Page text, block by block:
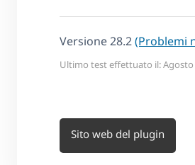
Versione 28.2(Problemi
Ultimo test effettuato il: Agosto
Sito web del plugin